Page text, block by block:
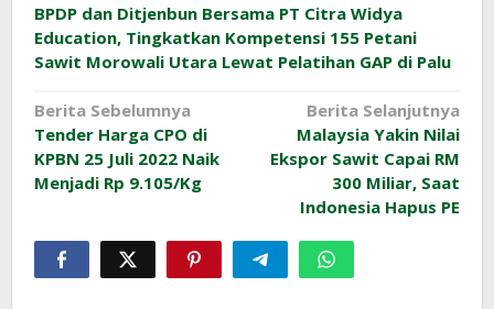
BPDP dan Ditjenbun Bersama PT Citra Widya
Education, Tingkatkan Kompetensi 155 Petani
Sawit Morowali Utara Lewat Pelatihan GAP di Palu
Navigasi
pos
Berita Sebelumnya
Tender Harga CPO di
KPBN 25 Juli 2022 Naik
Menjadi Rp 9.105/Kg
Berita Selanjutnya
Malaysia Yakin Nilai
Ekspor Sawit Capai RM
300 Miliar, Saat
Indonesia Hapus PE